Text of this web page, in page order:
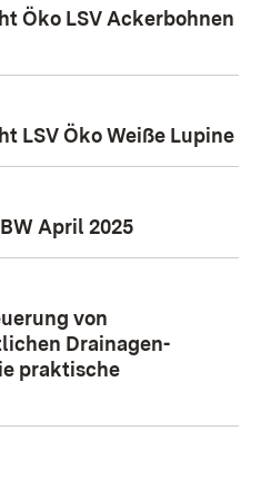
Öko LSV Ackerbohnen
LSV Öko Weiße Lupine
April 2025
von
Drainagen-
praktische